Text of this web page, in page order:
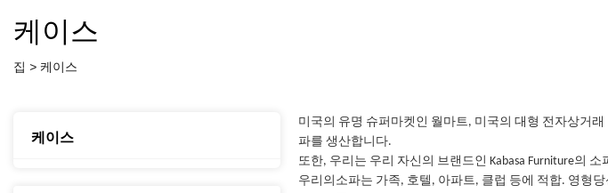
케이스
집 > 케이스
케이스
미국의 유명 슈퍼마켓인 월마트, 미국의 대형 전자상거
파를 생산합니다.
또한, 우리는 우리 자신의 브랜드인 Kabasa Furniture의
우리의 소파는 가족, 호텔, 아파트, 클럽 등에 적합. 영형 당